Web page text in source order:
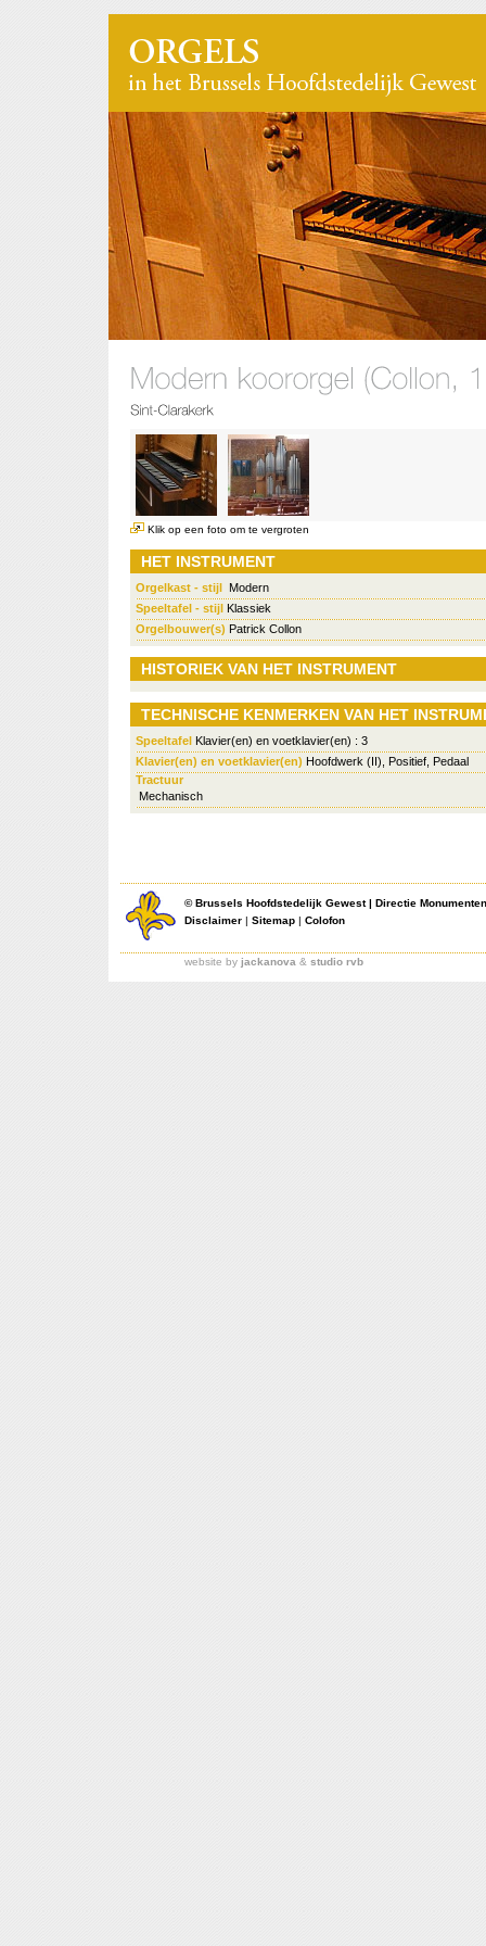
Klik op een foto om te vergroten
HET INSTRUMENT
Orgelkast - stijl Modern
Speeltafel - stijl Klassiek
Orgelbouwer(s) Patrick Collon
HISTORIEK VAN HET INSTRUMENT
TECHNISCHE KENMERKEN VAN HET
Speeltafel Klavier(en) en voetklavier(en) : 3
Klavier(en) en voetklavier(en) Hoofdwerk (II), Positief, Pedaal
Tractuur
Mechanisch
©Brussels Hoofdstedelijk Gewest| Directie
Disclaimer | Sitemap | Colofon
website by jackanova & studio rvb